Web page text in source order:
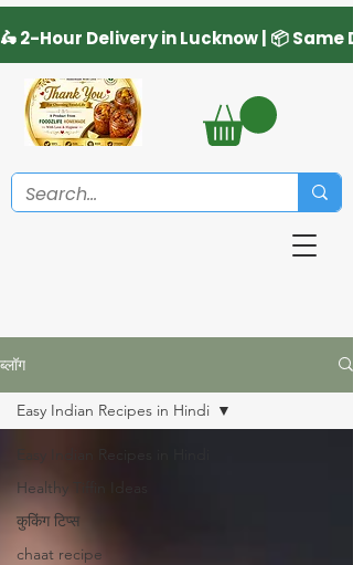
ब्लॉग
Easy Indian Recipes in Hindi
Healthy Tiffin Ideas
कुकिंग टिप्स
chaat recipe
Easy Indian Recipes in Hindi